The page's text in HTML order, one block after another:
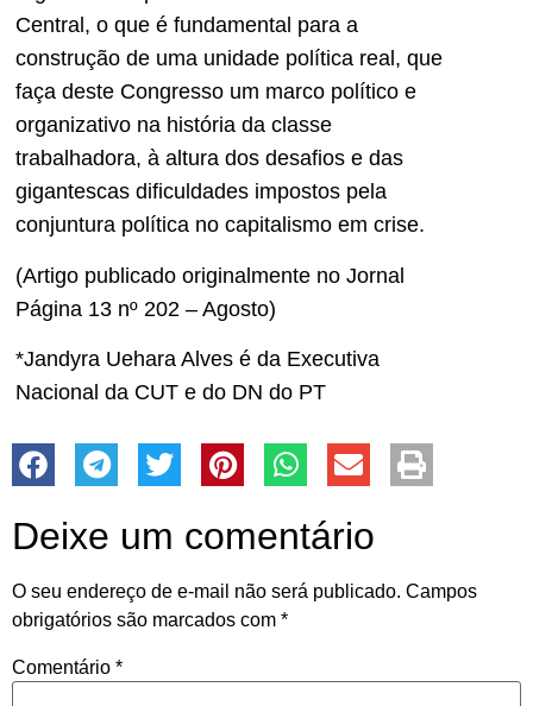
Central, o que é fundamental para a
construção de uma unidade política real, que
faça deste Congresso um marco político e
organizativo na história da classe
trabalhadora, à altura dos desafios e das
gigantescas dificuldades impostos pela
conjuntura política no capitalismo em crise.
(Artigo publicado originalmente no Jornal
Página 13 nº 202 – Agosto)
*Jandyra Uehara Alves é da Executiva
Nacional da CUT e do DN do PT
Deixe um comentário
O seu endereço de e-mail não será publicado. Campos
obrigatórios são marcados com *
Comentário *